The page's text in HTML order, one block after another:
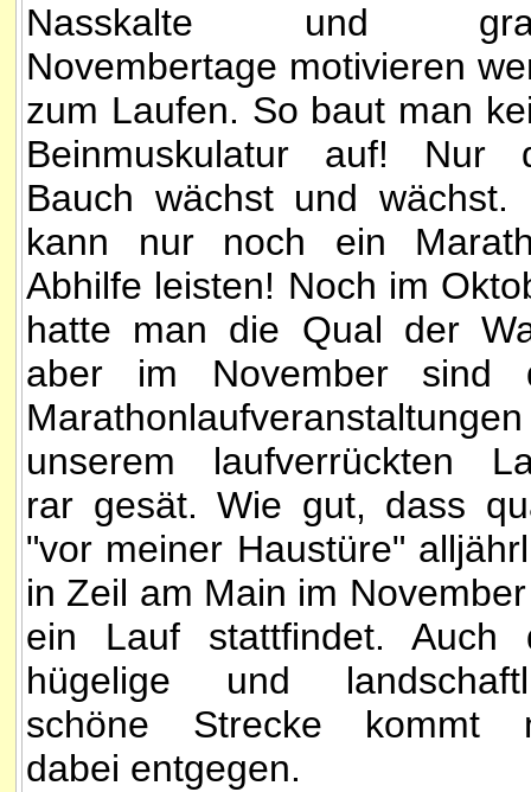
Nasskalte und
Novembertage motivieren
zum Laufen. So baut man
Beinmuskulatur auf! Nur
Bauch wächst und wächst.
kann nur noch ein
Abhilfe leisten! Noch im
hatte man die Qual der
aber im November sind
unserem laufverrückten
rar gesät. Wie gut, dass
"vor meiner Haustüre"
in Zeil am Main im
ein Lauf stattfindet. Auch
hügelige und
schöne Strecke kommt
dabei entgegen.